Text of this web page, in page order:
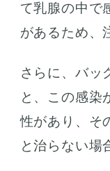
て乳腺の中で
があるため、
さらに、バッ
と、この感染
性があり、そ
と治らない場